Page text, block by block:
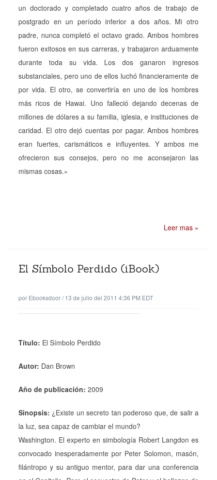
un doctorado y completado cuatro años de trabajo de
postgrado en un período inferior a dos años. Mi otro
padre, nunca completó el octavo grado. Ambos hombres
fueron exitosos en sus carreras, y trabajaron arduamente
durante toda su vida. Los dos ganaron ingresos
substanciales, pero uno de ellos luchó financieramente de
por vida. El otro, se convertiría en uno de los hombres
más ricos de Hawai. Uno falleció dejando decenas de
millones de dólares a su familia, iglesia, e instituciones de
caridad. El otro dejó cuentas por pagar. Ambos hombres
eran fuertes, carismáticos e influyentes. Y ambos me
ofrecieron sus consejos, pero no me aconsejaron las
mismas cosas.»
Leer mas »
El Símbolo Perdido (iBook)
por Ebooksdoor/13 de julio del 2011 4:36 PM EDT
Título: El Símbolo Perdido
Autor: Dan Brown
Año de publicación: 2009
Sinopsis: ¿Existe un secreto tan poderoso que, de salir a
la luz, sea capaz de cambiar el mundo?
Washington. El experto en simbología Robert Langdon es
convocado inesperadamente por Peter Solomon, masón,
filántropo y su antiguo mentor, para dar una conferencia